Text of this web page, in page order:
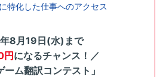
特化した仕事へのアクセス
8月19日(水)まで
円になるチャンス！／
ーム翻訳コンテスト」